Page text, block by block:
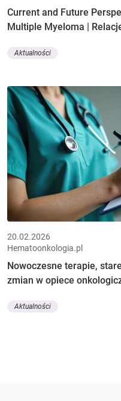
Current and Future
Multiple Myeloma |
Aktualności
20.02.2026
Hematoonkologia.pl
Nowoczesne terapie,
zmian w opiece
Aktualności